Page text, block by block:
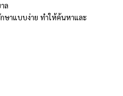
ล
ษาแบบง่าย ทำให้ค้นหาและ